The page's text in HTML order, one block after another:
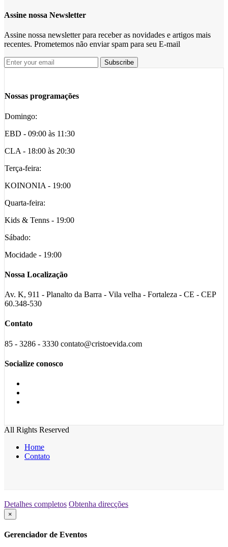
Assine nossa Newsletter
Assine nossa newsletter para receber as novidades e artigos mais
recentes. Prometemos não enviar spam para seu E-mail
Nossas programações
Domingo:
EBD - 09:00 às 11:30
CLA - 18:00 às 20:30
Terça-feira:
KOINONIA - 19:00
Quarta-feira:
Kids & Tenns - 19:00
Sábado:
Mocidade - 19:00
Nossa Localização
Av. K, 911 - Planalto da Barra - Vila velha - Fortaleza - CE - CEP
60.348-530
Contato
85 - 3286 - 3330 contato@cristoevida.com
Socialize conosco
All Rights Reserved
Home
Contato
Detalhes completos Obtenha direcções
×
Gerenciador de Eventos